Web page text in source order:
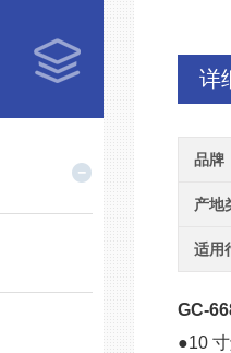
详
品牌
产地
适用
GC-
●10